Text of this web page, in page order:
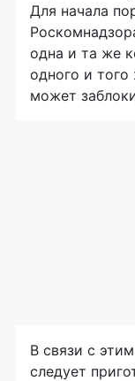
Для начала
одна и та же
одного и того
может
В связи с
следует